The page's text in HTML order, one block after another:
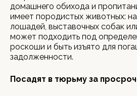
домашнего обихода и
имеет породистых животных:
лошадей, выставочных собак
может подходить под
роскоши и быть изъято для
задолженности.
Посадят в тюрьму за